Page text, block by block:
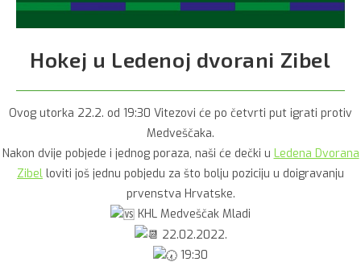
Hokej u Ledenoj dvorani Zibel
Ovog utorka 22.2. od 19:30 Vitezovi će po četvrti put igrati protiv
Medveščaka.
Nakon dvije pobjede i jednog poraza, naši će dečki u Ledena Dvorana
Zibel loviti još jednu pobjedu za što bolju poziciju u doigravanju
prvenstva Hrvatske.
KHL Medveščak Mladi
22.02.2022.
19:30